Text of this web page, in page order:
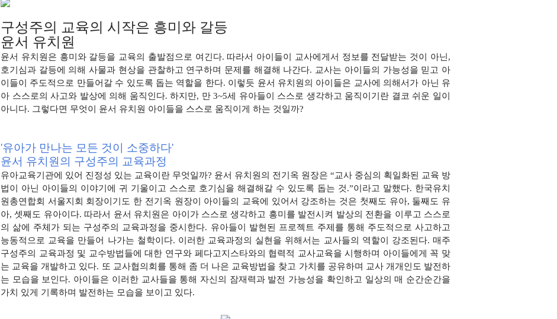
구성주의 교육의 시작은 흥미와 갈등
윤서 유치원
윤서 유치원은 흥미와 갈등을 교육의 출발점으로 여긴다. 따라서 아이들이 교사에게서 정보를 전달받는 것이 아닌,
호기심과 갈등에 의해 사물과 현상을 관찰하고 연구하며 문제 를 해결해 나간다. 교사는 아이들의 가능성을 믿고 아
이들이 주도적으로 만들어갈 수 있도록 돕는 역할을 한다. 이렇듯 윤서 유치원의 아이들은 교사에 의해서가 아닌 유
아 스스로의 사고와 발상에 의해 움직인다. 하지만, 만 3~5세 유아들이 스스로 생각하고 움직이기란 결코 쉬운 일이
아니 다. 그렇다면 무엇이 윤서 유치원 아이들을 스스로 움직이게 하는 것일까?
'유아가 만나는 모든 것이 소중하다'
윤서 유치원의 구성주의 교육과정
유아교육기관에 있어 진정성 있는 교육이란 무엇일까? 윤서 유치원의 전기옥 원장은 “교사 중심의 획일화된 교육 방
법이 아닌 아이들의 이 야기에 귀 기울이고 스스로 호기심을 해결해갈 수 있도록 돕는 것.”이 라고 말했다. 한국유치
원총연합회 서울지회 회장이기도 한 전기옥 원 장이 아이들의 교육에 있어서 강조하는 것은 첫째도 유아, 둘째도 유
아, 셋째도 유아이다. 따라서 윤서 유치원은 아이가 스스로 생각하고 흥미를 발전시켜 발상의 전환을 이루고 스스로
의 삶에 주체가 되는 구성주의 교육과정을 중시한다. 유아들이 발현된 프로젝트 주제를 통해 주도적으로 사고하고
능동적으로 교육을 만들어 나가는 철학이다. 이러한 교육과정의 실현을 위해서는 교사들의 역할이 강조된다. 매주
구성주의 교육과정 및 교수방법들에 대한 연구와 페다고지스타와의 협력적 교사교육을 시행하며 아이들에게 꼭 맞
는 교육을 개발하고 있다. 또 교사협의회를 통해 좀 더 나은 교육방법을 찾고 가치를 공유하며 교사 개개인도 발전하
는 모습을 보인다. 아이들은 이러한 교사들을 통해 자신의 잠재력과 발전 가능성을 확인하고 일상의 매 순간순간을
가치 있게 기록하며 발전하는 모습을 보이고 있다.